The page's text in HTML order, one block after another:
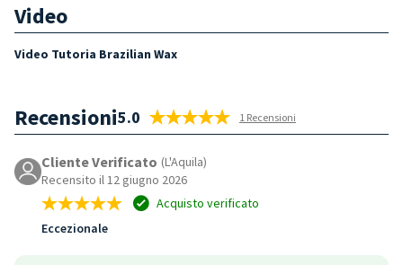
Video
Video Tutoria Brazilian Wax
Recensioni5.0 1 Recensioni
Cliente Verificato (L'Aquila)
Recensito il 12 giugno 2026
Acquisto verificato
Eccezionale